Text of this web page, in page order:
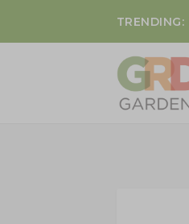
TRENDING: